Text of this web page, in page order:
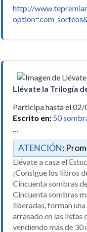
http://
Llévate la Trilogía
Participa hasta el
Escrito en: 50
…
ATENCIÓN:
Llévate a casa el
¡Consigue los libros
Cincuenta sombras
Cincuenta sombras
liberadas, forman
arrasado en las listas
vendiendo más de 30